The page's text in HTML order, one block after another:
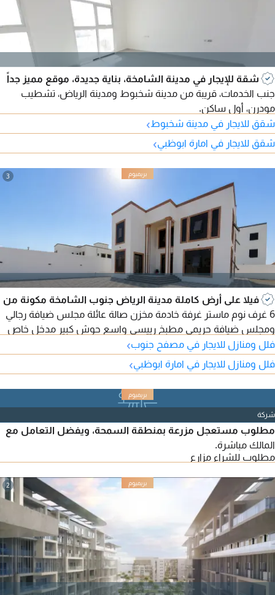
شقة للإيجار في مدينة الشامخة، بناية جديدة، موقع مميز جداً
جنب الخدمات، قريبة من مدينة شخبوط ومدينة الرياض، تشطيب
مودرن، أول ساكن.
شقق للايجار في مدينة شخبوط›
شقق للايجار في امارة ابوظبي›
3
فيلا على أرض كاملة مدينة الرياض جنوب الشامخة مكونة من
6 غرف نوم ماستر غرفة خادمة مخزن صالة عائلة مجلس ضيافة رجالي
ومجلس ضيافة حريمي مطبخ رييسي واسع حوش كبير مدخل خاص
فلل ومنازل للايجار في مصفح جنوب›
فلل ومنازل للايجار في امارة ابوظبي›
شركة
مطلوب مستعجل مزرعة بمنطقة السمحة، ويفضل التعامل مع
المالك مباشرة.
مطلوب للشراء مزارع
2